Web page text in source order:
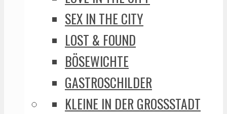
SEX IN THE CITY
LOST & FOUND
BÖSEWICHTE
GASTROSCHILDER
KLEINE IN DER GROSSSTADT